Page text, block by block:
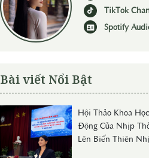
TikTok
Spotify
Bài viết Nổi Bật
Hội Thảo Khoa
Động Của Nhịp
Lên Biến Thiên